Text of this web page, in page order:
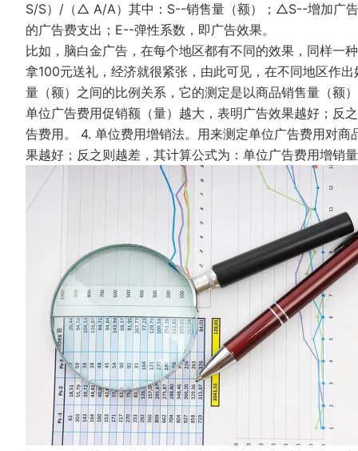
S/S）/（△ A/A）其中：S--销售量（额）；△S--增加广
的广告费支出；E--弹性系数，即广告效果。
比如，脑白金广告，在每个地区都有不同的效果，同样一
拿100元送礼，经济就很紧张，由此可见，在不同地区作
量（额）之间的比例关系，它的测定是以商品销售量（额
单位广告费用促销额（量）越大，表明广告效果越好；反
告费用。 4. 单位费用增销法。用来测定单位广告费用对
果越好；反之则越差，其计算公式为：单位广告费用增